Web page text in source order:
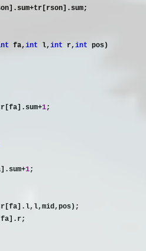
tr[rson].sum;
fa,int l,int r,int pos)
1;
1;